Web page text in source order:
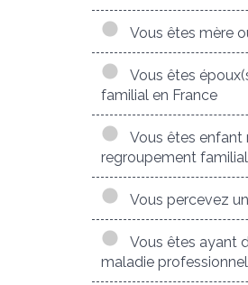
Vous êtes mère
Vous êtes
familial en France
Vous êtes enfant
regroupement
Vous percevez
Vous êtes ayant
maladie